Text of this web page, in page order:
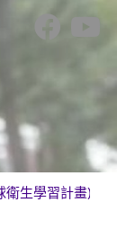
生學習計畫)」